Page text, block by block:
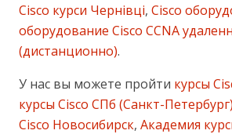
Cisco курси Чернівці, Cisco
оборудование Cisco CCNA
(дистанционно).
У нас вы можете пройти курсы
курсы Cisco СПб (Санкт-Петербург)
Cisco Новосибирск, Академия